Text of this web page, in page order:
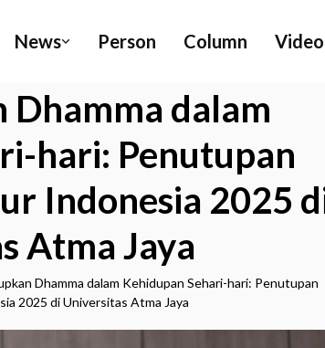
News Person Column Video
dalam
hari: Penutupan
Indonesia 2025
Atma Jaya
Dhamma dalam Kehidupan Sehari-hari: Penutupan
2025 di Universitas Atma Jaya